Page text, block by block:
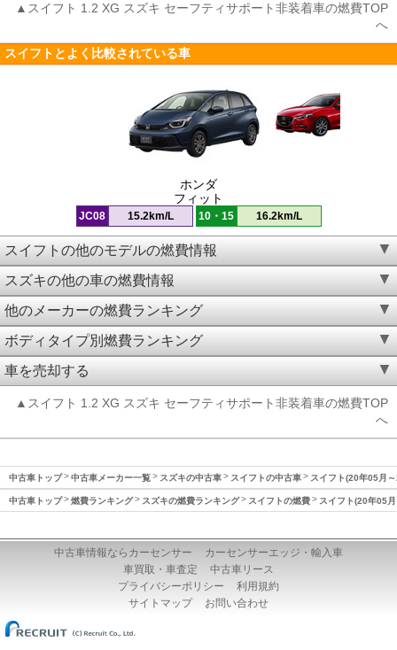
▲スイフト 1.2 XG スズキ セーフティサポート非装着車の燃費TOP
へ
スイフトとよく比較されている車
ホンダ
フィット
JC08 15.2km/L 10・15 16.2km/L
スイフトの他のモデルの燃費情報
スズキの他の車の燃費情報
他のメーカーの燃費ランキング
ボディタイプ別燃費ランキング
車を売却する
▲スイフト 1.2 XG スズキ セーフティサポート非装着車の燃費TOP
へ
中古車トップ 中古車メーカー一覧 スズキの中古車 スイフトの中古車 スイフト(20年05月
中古車トップ 燃費ランキング スズキの燃費ランキング スイフトの燃費 スイフト(20年05
中古車情報ならカーセンサー
カーセンサーエッジ・輸入車
車買取・車査定
中古車リース
プライバシーポリシー
利用規約
サイトマップ
お問い合わせ